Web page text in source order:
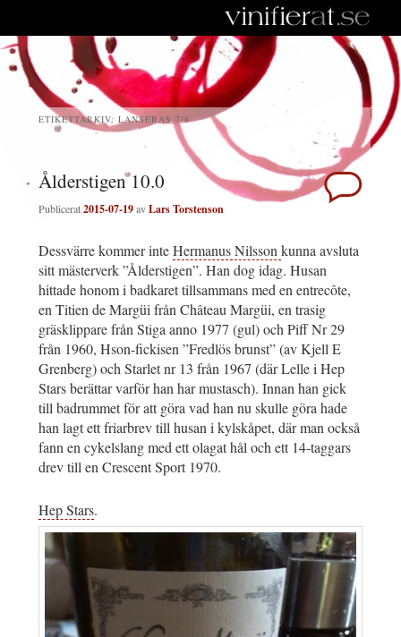
ETIKETTARKIV: LANSERAS 7/8
Ålderstigen 10.0
Publicerat2015-07-19avLars Torstenson
Dessvärre kommer inteHermanus Nilssonkunna avsluta
sitt mästerverk ”Ålderstigen”. Han dog idag. Husan
hittade honom i badkaret tillsammans med en entrecôte,
en Titien de Margüi från Château Margüi, en trasig
gräsklippare från Stiga anno 1977 (gul) och Piff Nr 29
från 1960, Hson-fickisen ”Fredlös brunst” (av Kjell E
Grenberg) och Starlet nr 13 från 1967 (där Lelle i Hep
Stars berättar varför han har mustasch). Innan han gick
till badrummet för att göra vad han nu skulle göra hade
han lagt ett friarbrev till husan i kylskåpet, där man också
fann en cykelslang med ett olagat hål och ett 14-taggars
drev till en Crescent Sport 1970.
Hep Stars.